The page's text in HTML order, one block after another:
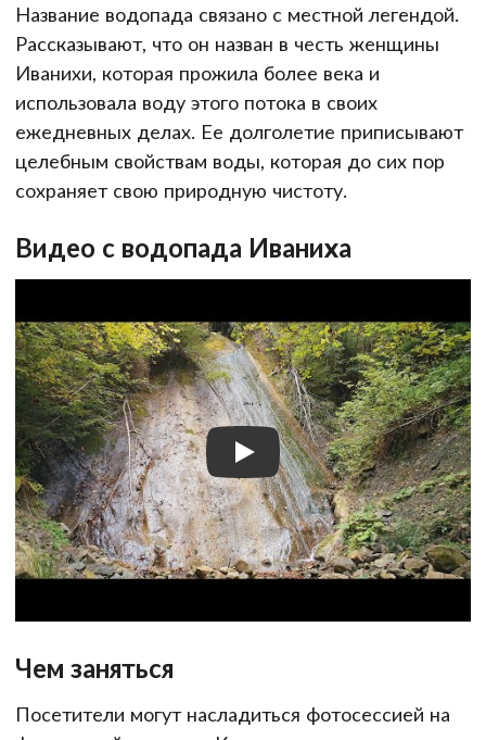
Название водопада связано с местной легендой.
Рассказывают, что он назван в честь женщины
Иванихи, которая прожила более века и
использовала воду этого потока в своих
ежедневных делах. Ее долголетие приписывают
целебным свойствам воды, которая до сих пор
сохраняет свою природную чистоту.
Видео с водопада Иваниха
Чем заняться
Посетители могут насладиться фотосессией на